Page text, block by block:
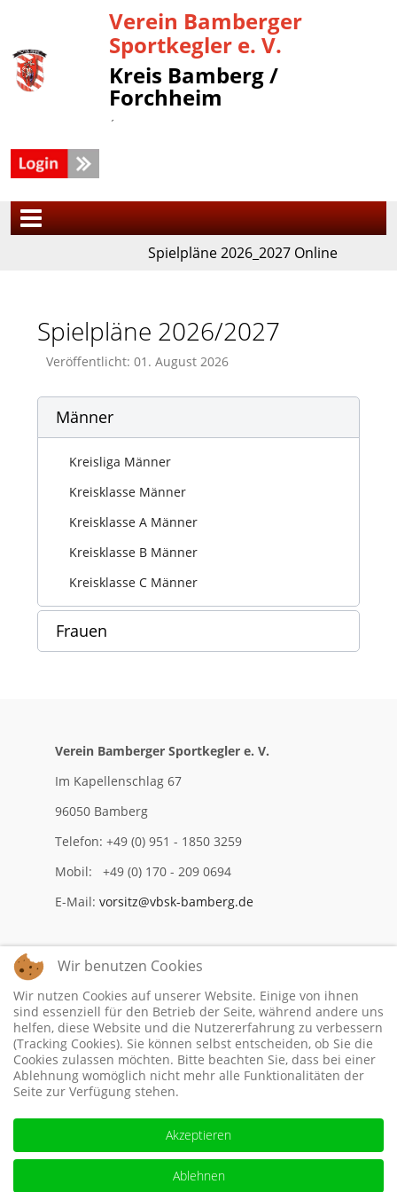
Verein Bamberger
Sportkegler e. V.
Kreis Bamberg /
Forchheim
´
Spielpläne 2026_2027 Online
Spielpläne 2026/2027
Veröffentlicht: 01. August 2026
Männer
Kreisliga Männer
Kreisklasse Männer
Kreisklasse A Männer
Kreisklasse B Männer
Kreisklasse C Männer
Frauen
Verein Bamberger Sportkegler e. V.
Im Kapellenschlag 67
96050 Bamberg
Telefon: +49 (0) 951 - 1850 3259
Mobil: +49 (0) 170 - 209 0694
E-Mail: vorsitz@vbsk-bamberg.de
Impressum
Datenschutzerklärung
Wir benutzen Cookies
Wir nutzen Cookies auf unserer Website. Einige von ihnen
sind essenziell für den Betrieb der Seite, während andere uns
helfen, diese Website und die Nutzererfahrung zu verbessern
(Tracking Cookies). Sie können selbst entscheiden, ob Sie die
Cookies zulassen möchten. Bitte beachten Sie, dass bei einer
Ablehnung womöglich nicht mehr alle Funktionalitäten der
Seite zur Verfügung stehen.
Akzeptieren
Ablehnen